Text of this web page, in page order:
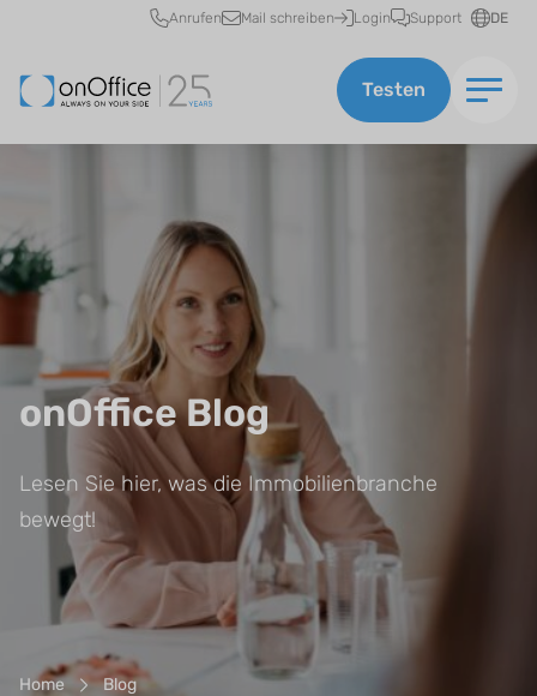
Schnellzugriff
Anrufen Mail schreiben Login Support DE
Testen
onOffice Blog
Lesen Sie hier, was die Immobilienbranche
bewegt!
Breadcrumb-Navigation
Home Blog